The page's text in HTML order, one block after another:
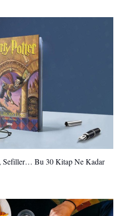
Sefiller… Bu 30 Kitap Ne Kadar